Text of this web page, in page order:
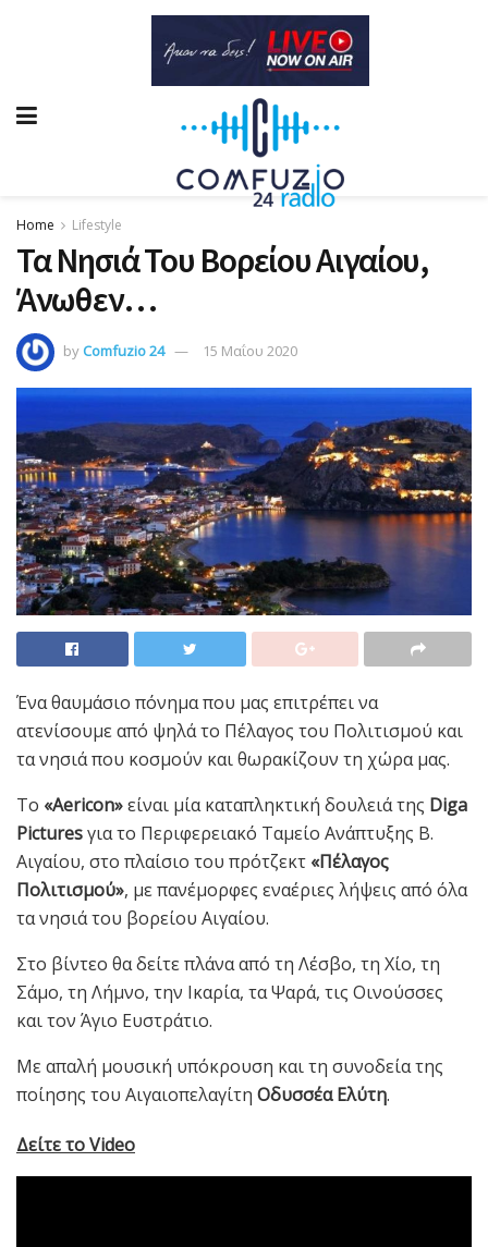
Home Lifestyle
Τα Νησιά Του Βορείου Αιγαίου,
Άνωθεν…
by Comfuzio 24 15 Μαΐου 2020
Ένα θαυμάσιο πόνημα που μας επιτρέπει να
ατενίσουμε από ψηλά το Πέλαγος του Πολιτισμού και
τα νησιά που κοσμούν και θωρακίζουν τη χώρα μας.
Το «Aericon»είναι μία καταπληκτική δουλειά της Diga
Picturesγια το Περιφερειακό Ταμείο Ανάπτυξης Β.
Αιγαίου, στο πλαίσιο του πρότζεκτ «Πέλαγος
Πολιτισμού», με πανέμορφες εναέριες λήψεις από όλα
τα νησιά του βορείου Αιγαίου.
Στο βίντεο θα δείτε πλάνα από τη Λέσβο, τη Χίο, τη
Σάμο, τη Λήμνο, την Ικαρία, τα Ψαρά, τις Οινούσσες
και τον Άγιο Ευστράτιο.
Με απαλή μουσική υπόκρουση και τη συνοδεία της
ποίησης του Αιγαιοπελαγίτη Οδυσσέα Ελύτη.
Δείτε τοVideo